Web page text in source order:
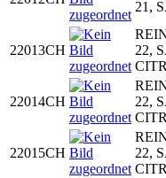
21,
22013CH
22,
22014CH
22,
22015CH
22,